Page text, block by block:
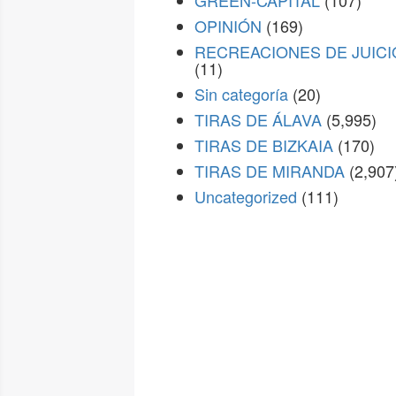
OPINIÓN (169)
RECREACIONES DE
(11)
Sin categoría (20)
TIRAS DE ÁLAVA (5,995)
TIRAS DE BIZKAIA (170)
TIRAS DE MIRANDA
Uncategorized (111)